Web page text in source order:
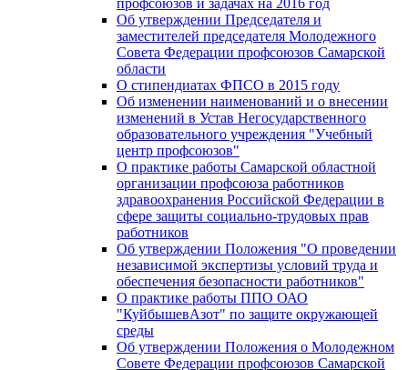
Об утверждении Председателя и
заместителей председателя Молодежного
Совета Федерации профсоюзов Самарской
области
О стипендиатах ФПСО в 2015 году
Об изменении наименований и о внесении
изменений в Устав Негосударственного
образовательного учреждения "Учебный
центр профсоюзов"
О практике работы Самарской областной
организации профсоюза работников
здравоохранения Российской Федерации в
сфере защиты социально-трудовых прав
работников
Об утверждении Положения "О проведении
независимой экспертизы условий труда и
обеспечения безопасности работников"
О практике работы ППО ОАО
"КуйбышевАзот" по защите окружающей
среды
Об утверждении Положения о Молодежном
Совете Федерации профсоюзов Самарской